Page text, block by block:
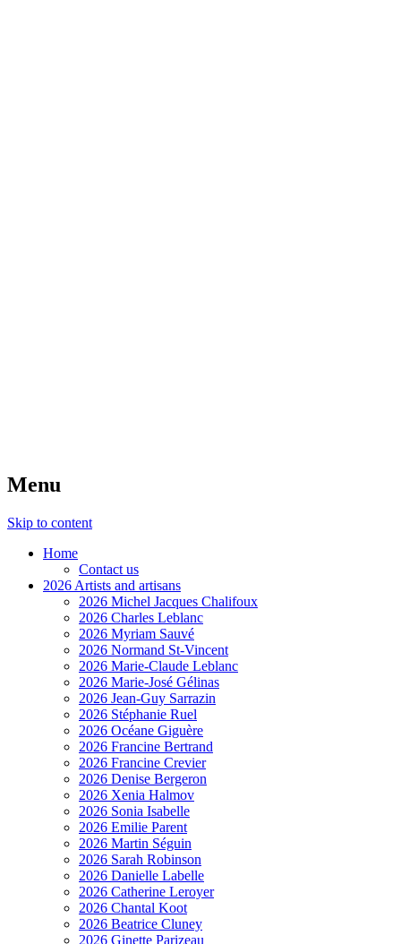
Menu
Skip to content
Home
Contact us
2026 Artists and artisans
2026 Michel Jacques Chalifoux
2026 Charles Leblanc
2026 Myriam Sauvé
2026 Normand St-Vincent
2026 Marie-Claude Leblanc
2026 Marie-José Gélinas
2026 Jean-Guy Sarrazin
2026 Stéphanie Ruel
2026 Océane Giguère
2026 Francine Bertrand
2026 Francine Crevier
2026 Denise Bergeron
2026 Xenia Halmov
2026 Sonia Isabelle
2026 Emilie Parent
2026 Martin Séguin
2026 Sarah Robinson
2026 Danielle Labelle
2026 Catherine Leroyer
2026 Chantal Koot
2026 Beatrice Cluney
2026 Ginette Parizeau